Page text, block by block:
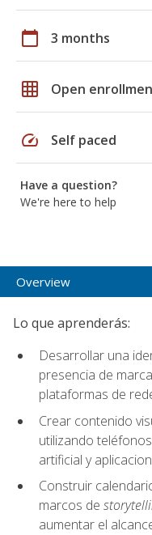
calendar_today 3 months
grid_on Open
speed Self paced
Have a question?
We're here to help
Overview
Lo que aprenderás:
Desarrollar una
presencia de
plataformas de
Crear contenido
utilizando
artificial y
Construir
marcos de
aumentar el